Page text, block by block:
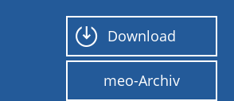
Download
meo-Archiv